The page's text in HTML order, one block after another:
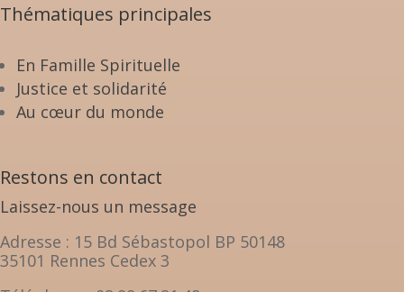
Thématiques principales
En Famille Spirituelle
Justice et solidarité
Au cœur du monde
Restons en contact
Laissez-nous un message
Adresse : 15 Bd Sébastopol BP 50148
35101 Rennes Cedex 3